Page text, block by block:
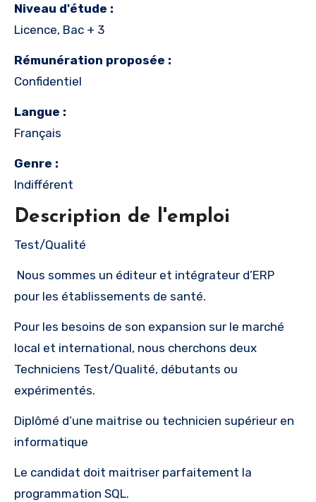
Niveau d'étude :
Licence, Bac + 3
Rémunération proposée :
Confidentiel
Langue :
Français
Genre :
Indifférent
Description de l'emploi
Test/Qualité
Nous sommes un éditeur et intégrateur d’ERP
pour les établissements de santé.
Pour les besoins de son expansion sur le marché
local et international, nous cherchons deux
Techniciens Test/Qualité, débutants ou
expérimentés.
Diplômé d’une maitrise ou technicien supérieur en
informatique
Le candidat doit maitriser parfaitement la
programmation SQL.